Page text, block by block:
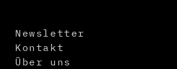
Newsletter
Kontakt
Über uns